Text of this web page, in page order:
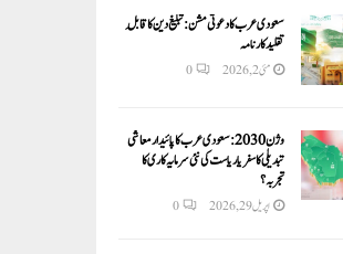
سعودی عرب کا دعوتی مشن: تبلیغ دین کا قابلِ
تقلید کارنامہ
مئی 2, 2026 0
وژن 2030:سعودی عرب کا پائیدار معاشی
تبدیلی کا سفر یا ریاست کی نئی سرمایہ کاری کا
تجربہ؟
اپریل 29, 2026 0